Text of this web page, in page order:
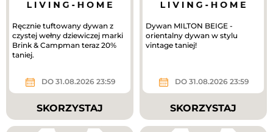
Ręcznie tuftowany dywan z
czystej wełny dziewiczej marki
Brink & Campman teraz 20%
taniej.
DO 31.08.2026 23:59
SKORZYSTAJ
Dywan MILTON BEIGE -
orientalny dywan w stylu
vintage taniej!
DO 31.08.2026 23:59
SKORZYSTAJ